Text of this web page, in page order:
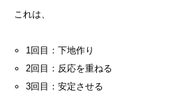
これは、
1回目：下地作り
2回目：反応を重ねる
3回目：安定させる